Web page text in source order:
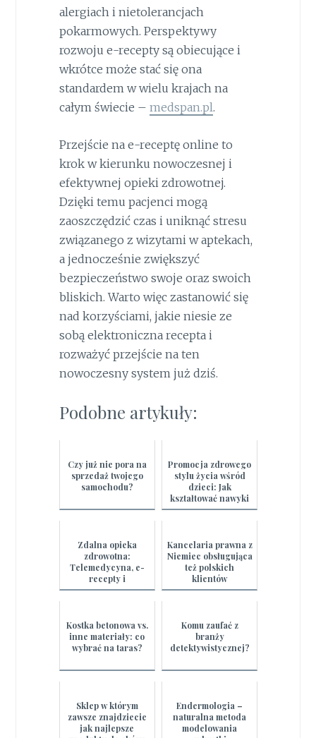
alergiach i nietolerancjach
pokarmowych. Perspektywy
rozwoju e-recepty są obiecujące i
wkrótce może stać się ona
standardem w wielu krajach na
całym świecie – medspan.pl.
Przejście na e-receptę online to
krok w kierunku nowoczesnej i
efektywnej opieki zdrowotnej.
Dzięki temu pacjenci mogą
zaoszczędzić czas i uniknąć stresu
związanego z wizytami w aptekach,
a jednocześnie zwiększyć
bezpieczeństwo swoje oraz swoich
bliskich. Warto więc zastanowić się
nad korzyściami, jakie niesie ze
sobą elektroniczna recepta i
rozważyć przejście na ten
nowoczesny system już dziś.
Podobne artykuły:
Czy już nie pora na
sprzedaż twojego
samochodu?
Promocja zdrowego
stylu życia wśród
dzieci: Jak
kształtować nawyki
żywieniowe i
Zdalna opieka
zdrowotna:
Telemedycyna, e-
recepty i
monitorowanie
Kancelaria prawna z
Niemiec obsługująca
też polskich
klientów
Kostka betonowa vs.
inne materiały: co
wybrać na taras?
Komu zaufać z
branży
detektywistycznej?
Sklep w którym
zawsze znajdziecie
jak najlepsze
Endermologia –
naturalna metoda
modelowania